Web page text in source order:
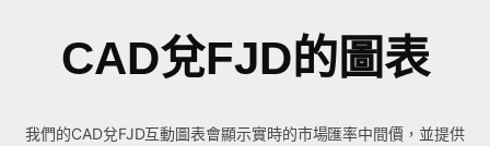
CAD兌FJD的圖表
我們的CAD兌FJD互動圖表會顯示實時的市場匯率中間價，並提供